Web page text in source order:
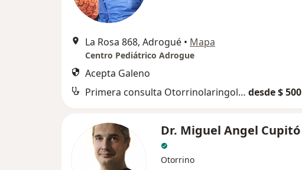
La Rosa 868, Adrogué • Mapa
Centro Pediátrico Adrogue
Acepta Galeno
Primera consulta Otorrinolaringología desde $ 500
Dr. Miguel Angel Cupitó
Otorrino